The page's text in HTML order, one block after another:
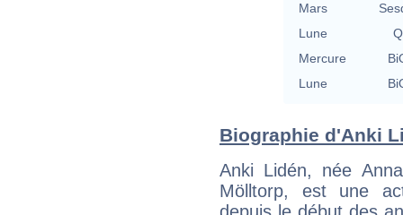
Mars
Lune
Mercure
Lune
Biographie d'Anki
Anki Lidén, née
Mölltorp, est une